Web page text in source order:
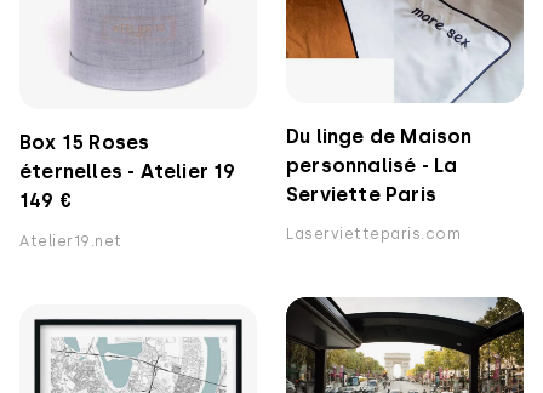
Box 15 Roses
éternelles - Atelier 19
149 €
Atelier19.net
Du linge de Maison
personnalisé - La
Serviette Paris
Laservietteparis.com